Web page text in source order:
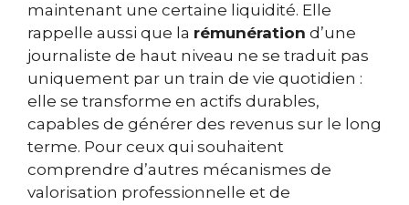
maintenant une certaine liquidité. Elle
rappelle aussi que la rémunération d’une
journaliste de haut niveau ne se traduit pas
uniquement par un train de vie quotidien :
elle se transforme en actifs durables,
capables de générer des revenus sur le long
terme. Pour ceux qui souhaitent
comprendre d’autres mécanismes de
valorisation professionnelle et de